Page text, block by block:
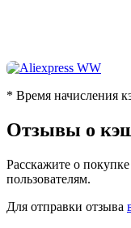
* Время начисления
Отзывы о
Расскажите о
пользователям.
Для отправки отзыва